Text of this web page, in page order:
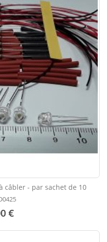
câbler - par sachet de 10
€